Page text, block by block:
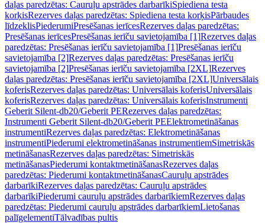
daļas paredzētas: Cauruļu apstrādes darbarīkiSpiediena testa
korķisRezerves daļas paredzētas: Spiediena testa korķisPārbaudes
līdzeklisPiederumiPresēšanas ierīcesRezerves daļas paredzētas:
Presēšanas ierīcesPresēšanas ierīču savietojamība [1]Rezerves daļas
paredzētas: Presēšanas ierīču savietojamība [1]Presēšanas ierīču
savietojamība [2]Rezerves daļas paredzētas: Presēšanas ierīču
savietojamība [2]Presēšanas ierīču savietojamība [2XL]Rezerves
daļas paredzētas: Presēšanas ierīču savietojamība [2XL]Universālais
koferisRezerves daļas paredzētas: Universālais koferisUniversālais
koferisRezerves daļas paredzētas: Universālais koferisInstrumenti
Geberit Silent-db20/Geberit PERezerves daļas paredzētas:
Instrumenti Geberit Silent-db20/Geberit PEElektrometināšanas
instrumentiRezerves daļas paredzētas: Elektrometināšanas
instrumentiPiederumi elektrometināšanas instrumentiemSimetriskās
metināšanasRezerves daļas paredzētas: Simetriskās
metināšanasPiederumi kontaktmetināšanasRezerves daļas
paredzētas: Piederumi kontaktmetināšanasCauruļu apstrādes
darbarīkiRezerves daļas paredzētas: Cauruļu apstrādes
darbarīkiPiederumi cauruļu apstrādes darbarīkiemRezerves daļas
paredzētas: Piederumi cauruļu apstrādes darbarīkiemLietošanas
palīgelementiTālvadības pultis